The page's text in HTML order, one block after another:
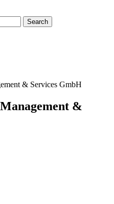
Search
& Services GmbH
&